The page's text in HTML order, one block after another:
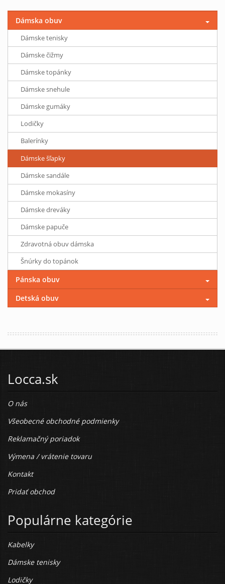
Dámska obuv
Dámske tenisky
Dámske čižmy
Dámske topánky
Dámske snehule
Dámske gumáky
Lodičky
Balerínky
Dámske šľapky
Dámske sandále
Dámske mokasíny
Dámske dreváky
Dámske papuče
Zdravotná obuv dámska
Šnúrky do topánok
Pánska obuv
Detská obuv
Locca.sk
O nás
Všeobecné obchodné podmienky
Reklamačný poriadok
Výmena / vrátenie tovaru
Kontakt
Pridať obchod
Populárne kategórie
Kabelky
Dámske tenisky
Lodičky